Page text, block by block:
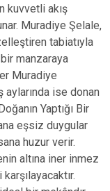
kuvvetli akış
Muradiye Şelale,
tabiatıyla
manzaraya
Muradiye
aylarında ise donan
Yaptığı Bir
eşsiz duygular
huzur verir.
altına iner inmez